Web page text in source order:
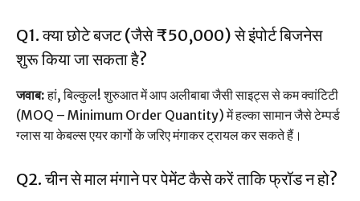
Q1. क्या छोटे बजट (जैसे ₹50,000) से इंपोर्ट बिजनेस
शुरू किया जा सकता है?
जवाब:हां, बिल्कुल! शुरुआत में आप अलीबाबा जैसी साइट्स से कम क्वांटिटी
(MOQ – Minimum Order Quantity) में हल्का सामान जैसे टेम्पर्ड
ग्लास या केबल्स एयर कार्गो के जरिए मंगाकर ट्रायल कर सकते हैं।
Q2. चीन से माल मंगाने पर पेमेंट कैसे करें ताकि फ्रॉड न हो?